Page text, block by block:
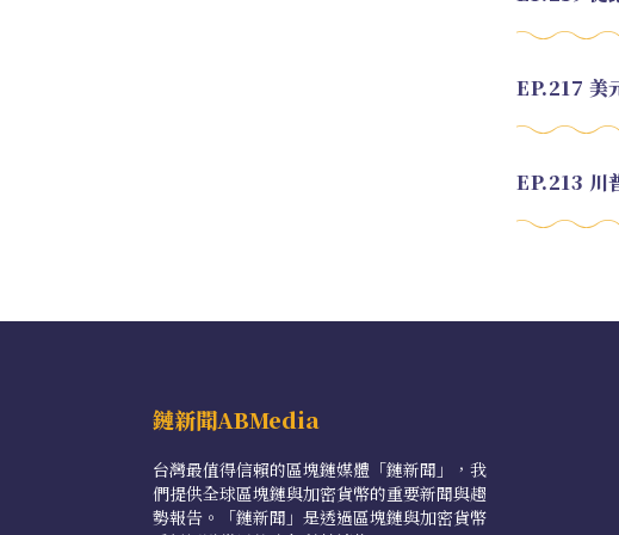
鏈新聞ABMedia
台灣最值得信賴的區塊鏈媒體「鏈新聞」，我
們提供全球區塊鏈與加密貨幣的重要新聞與趨
勢報告。「鏈新聞」是透過區塊鏈與加密貨幣